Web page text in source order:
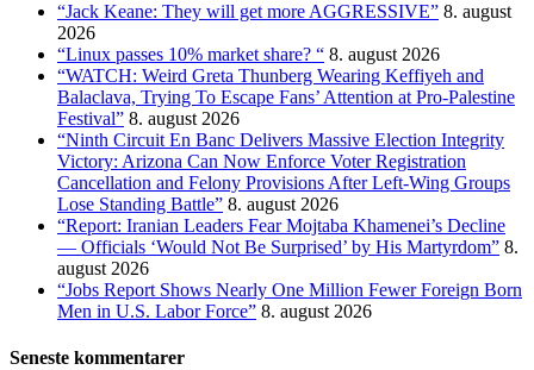
“Jack Keane: They will get more AGGRESSIVE” 8. august
2026
“Linux passes 10% market share? “ 8. august 2026
“WATCH: Weird Greta Thunberg Wearing Keffiyeh and
Balaclava, Trying To Escape Fans’ Attention at Pro-Palestine
Festival” 8. august 2026
“Ninth Circuit En Banc Delivers Massive Election Integrity
Victory: Arizona Can Now Enforce Voter Registration
Cancellation and Felony Provisions After Left-Wing Groups
Lose Standing Battle” 8. august 2026
“Report: Iranian Leaders Fear Mojtaba Khamenei’s Decline
— Officials ‘Would Not Be Surprised’ by His Martyrdom” 8.
august 2026
“Jobs Report Shows Nearly One Million Fewer Foreign Born
Men in U.S. Labor Force” 8. august 2026
Seneste kommentarer